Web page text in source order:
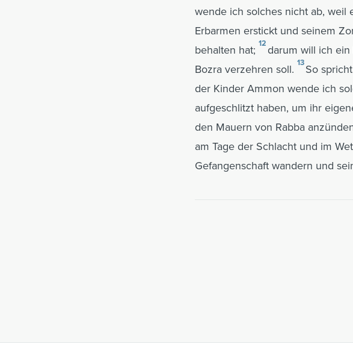
wende ich solches nicht ab, weil
Erbarmen erstickt und seinem
behalten hat; 12 darum will ich
Bozra verzehren soll. 13So
der Kinder Ammon wende ich
aufgeschlitzt haben, um ihr
den Mauern von Rabba
am Tage der Schlacht und im
Gefangenschaft wandern und